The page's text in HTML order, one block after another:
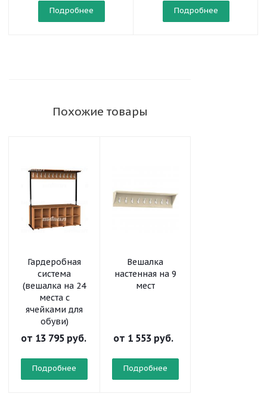
Подробнее Подробнее
Похожие товары
Гардеробная
система
(вешалка на 24
места с
ячейками для
обуви)
от 13 795 руб.
Подробнее
Вешалка
настенная на 9
мест
от 1 553 руб.
Подробнее